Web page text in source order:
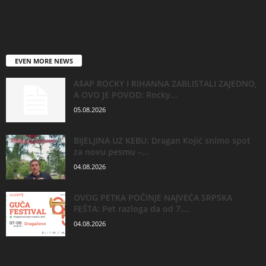
EVEN MORE NEWS
A$AP ROCKY I RIHANNA ZABLISTALI ZAJEDNO,
A OVO JE POVOD: Rocky...
05.08.2026
BIJELJINA UZ KEBU: Dragan Kojić snimo spot
za novu pesmu –...
04.08.2026
OVOG PETKA POČINJE NAJVEĆA SRPSKA
FEŠTA: Pet razloga da od 7....
04.08.2026